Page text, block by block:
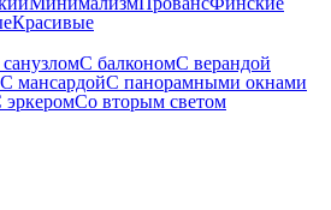
Красивые
С балкономС верандой
С мансардойС панорамными окнами
эркеромСо вторым светом